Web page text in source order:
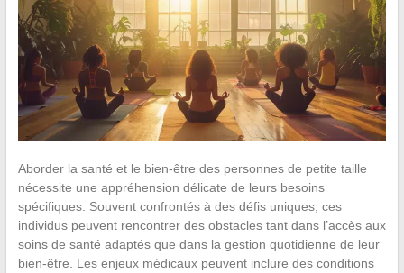
Aborder la santé et le bien-être des personnes de petite taille
nécessite une appréhension délicate de leurs besoins
spécifiques. Souvent confrontés à des défis uniques, ces
individus peuvent rencontrer des obstacles tant dans l’accès aux
soins de santé adaptés que dans la gestion quotidienne de leur
bien-être. Les enjeux médicaux peuvent inclure des conditions